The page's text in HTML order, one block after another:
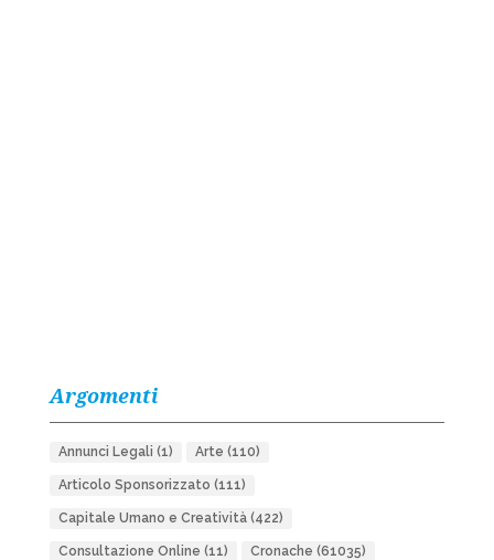
Argomenti
Annunci Legali (1) Arte (110)
Articolo Sponsorizzato (111)
Capitale Umano e Creatività(422)
Consultazione Online (11) Cronache (61035)